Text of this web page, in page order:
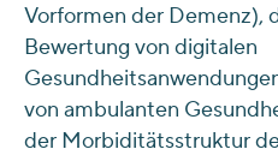
Vorformen der Demenz),
Bewertung von digitalen
von ambulanten
der Morbiditätsstruktur